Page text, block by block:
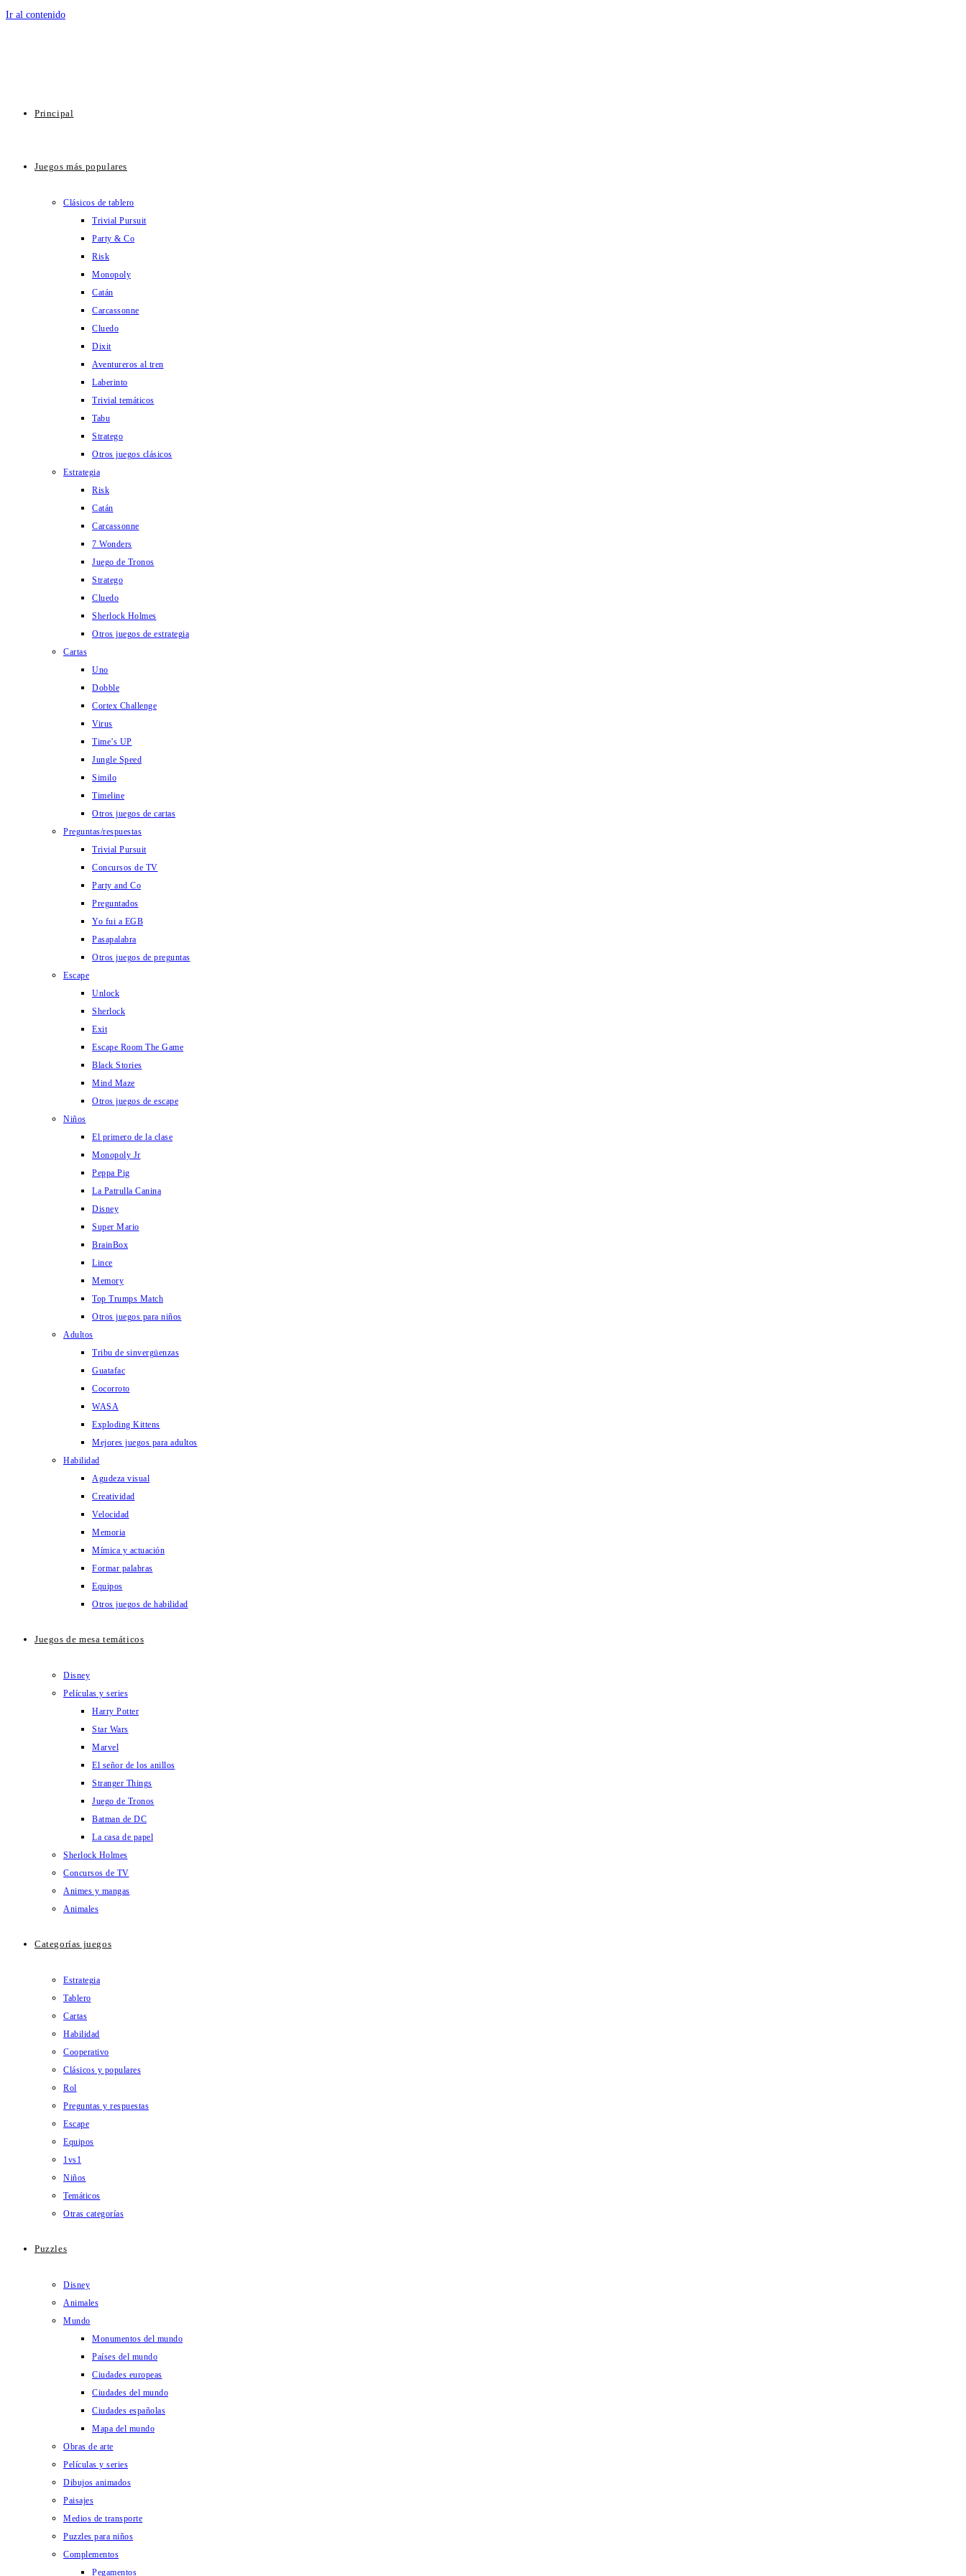
Ir al contenido
Principal
Juegos más populares
Clásicos de tablero
Trivial Pursuit
Party & Co
Risk
Monopoly
Catán
Carcassonne
Cluedo
Dixit
Aventureros al tren
Laberinto
Trivial temáticos
Tabu
Stratego
Otros juegos clásicos
Estrategia
Risk
Catán
Carcassonne
7 Wonders
Juego de Tronos
Stratego
Cluedo
Sherlock Holmes
Otros juegos de estrategia
Cartas
Uno
Dobble
Cortex Challenge
Virus
Time’s UP
Jungle Speed
Similo
Timeline
Otros juegos de cartas
Preguntas/respuestas
Trivial Pursuit
Concursos de TV
Party and Co
Preguntados
Yo fui a EGB
Pasapalabra
Otros juegos de preguntas
Escape
Unlock
Sherlock
Exit
Escape Room The Game
Black Stories
Mind Maze
Otros juegos de escape
Niños
El primero de la clase
Monopoly Jr
Peppa Pig
La Patrulla Canina
Disney
Super Mario
BrainBox
Lince
Memory
Top Trumps Match
Otros juegos para niños
Adultos
Tribu de sinvergüenzas
Guatafac
Cocorroto
WASA
Exploding Kittens
Mejores juegos para adultos
Habilidad
Agudeza visual
Creatividad
Velocidad
Memoria
Mímica y actuación
Formar palabras
Equipos
Otros juegos de habilidad
Juegos de mesa temáticos
Disney
Películas y series
Harry Potter
Star Wars
Marvel
El señor de los anillos
Stranger Things
Juego de Tronos
Batman de DC
La casa de papel
Sherlock Holmes
Concursos de TV
Animes y mangas
Animales
Categorías juegos
Estrategia
Tablero
Cartas
Habilidad
Cooperativo
Clásicos y populares
Rol
Preguntas y respuestas
Escape
Equipos
1vs1
Niños
Temáticos
Otras categorías
Puzzles
Disney
Animales
Mundo
Monumentos del mundo
Países del mundo
Ciudades europeas
Ciudades del mundo
Ciudades españolas
Mapa del mundo
Obras de arte
Películas y series
Dibujos animados
Paisajes
Medios de transporte
Puzzles para niños
Complementos
Pegamentos